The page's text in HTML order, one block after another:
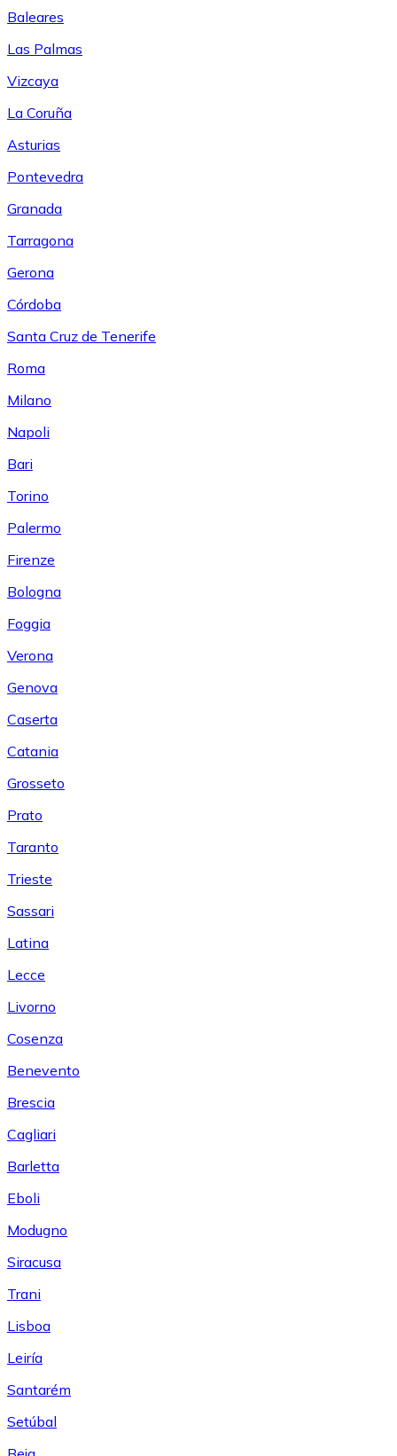
Baleares
Las Palmas
Vizcaya
La Coruña
Asturias
Pontevedra
Granada
Tarragona
Gerona
Córdoba
Santa Cruz de Tenerife
Roma
Milano
Napoli
Bari
Torino
Palermo
Firenze
Bologna
Foggia
Verona
Genova
Caserta
Catania
Grosseto
Prato
Taranto
Trieste
Sassari
Latina
Lecce
Livorno
Cosenza
Benevento
Brescia
Cagliari
Barletta
Eboli
Modugno
Siracusa
Trani
Lisboa
Leiría
Santarém
Setúbal